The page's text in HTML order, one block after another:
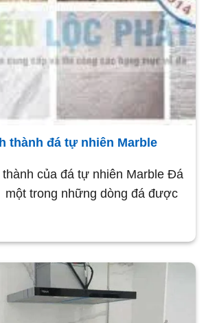
thành đá tự nhiên Marble
của đá tự nhiên Marble Đá
trong những dòng đá được